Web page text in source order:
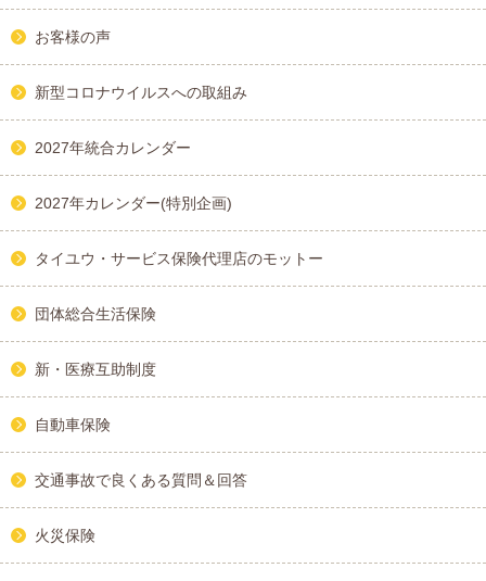
お客様の声
新型コロナウイルスへの取組み
2027年統合カレンダー
2027年カレンダー(特別企画)
タイユウ・サービス保険代理店のモットー
団体総合生活保険
新・医療互助制度
自動車保険
交通事故で良くある質問＆回答
火災保険